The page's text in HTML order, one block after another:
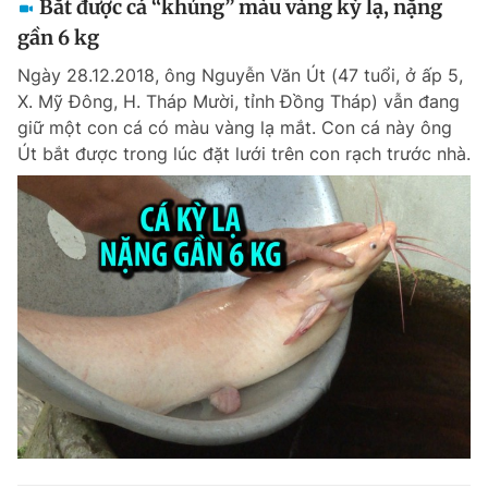
Bắt được cá “khủng” màu vàng kỳ lạ, nặng
gần 6 kg
Ngày 28.12.2018, ông Nguyễn Văn Út (47 tuổi, ở ấp 5,
X. Mỹ Đông, H. Tháp Mười, tỉnh Đồng Tháp) vẫn đang
giữ một con cá có màu vàng lạ mắt. Con cá này ông
Út bắt được trong lúc đặt lưới trên con rạch trước nhà.